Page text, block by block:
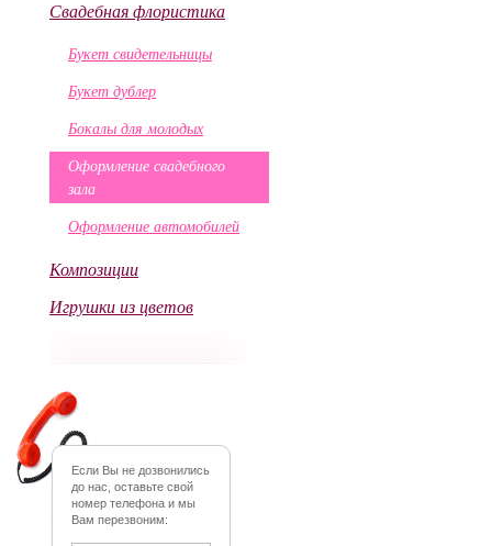
Свадебная флористика
Букет свидетельницы
Букет дублер
Бокалы для молодых
Оформление свадебного
зала
Оформление автомобилей
Композиции
Игрушки из цветов
Если Вы не дозвонились
до нас, оставьте свой
номер телефона и мы
Вам перезвоним: